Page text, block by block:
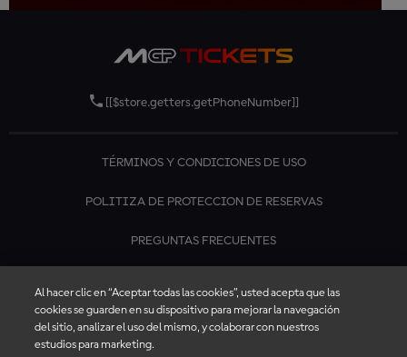
[[$store.getters.getPhoneNumber]]
TÉRMINOS Y CONDICIONES DE USO
POLITIZA DE PROTECCION DE RESERVAS
PREGUNTAS FRECUENTES
Al hacer clic en “Aceptar todas las cookies”, usted acepta que las
cookies se guarden en su dispositivo para mejorar la navegación
del sitio, analizar el uso del mismo, y colaborar con nuestros
estudios para marketing.